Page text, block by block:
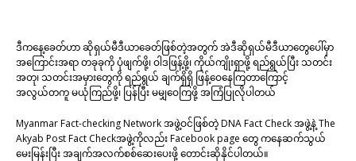
ဒီကနေ့ခေတ်ဟာ ဆိုရှယ်မီဒီယာခေတ်ဖြစ်တဲ့အတွက် အဲဒီဆိုရှယ်မီဒီယာတွေပေါ်မှာ
အကြောင်းအရာ တခုခုကို ပုံဖျက်ဖို့၊ ဝါဒဖြန့်ဖို့၊ ကိုယ်ကျိုးရှာဖို့ ရည်ရွယ်ပြီး သတင်း
အတု၊ သတင်းအမှားတွေကို ရည်ရွယ် ချက်ရှိရှိ ဖြန့်ဝေနေကြတာကြောင့်
အလွယ်တကူ မယုံကြည်ဖို့၊ ပြန်ပြီး မမျှဝေကြဖို့ အကြံပြုလိုပါတယ်
Myanmar Fact-checking Network အဖွဲ့ဝင်ဖြစ်တဲ့ DNA Fact Check အဖွဲ့နဲ့ The
Akyab Post Fact Checkအဖွဲ့ကိုလည်း Facebook page တွေ ကနေဆက်သွယ်
မေးမြန်းပြီး အချက်အလက်စစ်ဆေးပေးဖို့ တောင်းဆိုနိုင်ပါတယ်။